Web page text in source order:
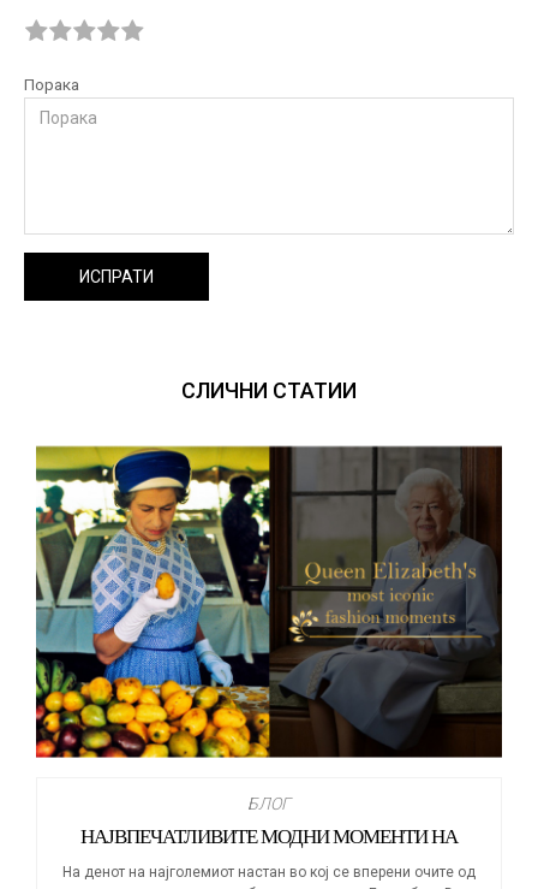
Порака
ИСПРАТИ
СЛИЧНИ СТАТИИ
БЛОГ
НАЈВПЕЧАТЛИВИТЕ МОДНИ МОМЕНТИ НА
КРАЛИЦАТА ЕЛИЗАБЕТА
На денот на најголемиот настан во кој се вперени очите од